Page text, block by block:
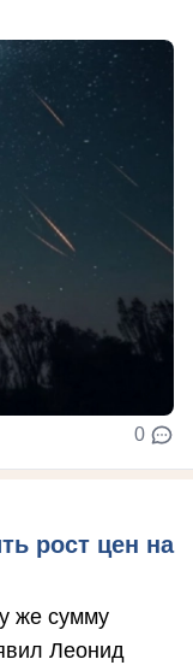
0
рост цен на
же сумму
Леонид